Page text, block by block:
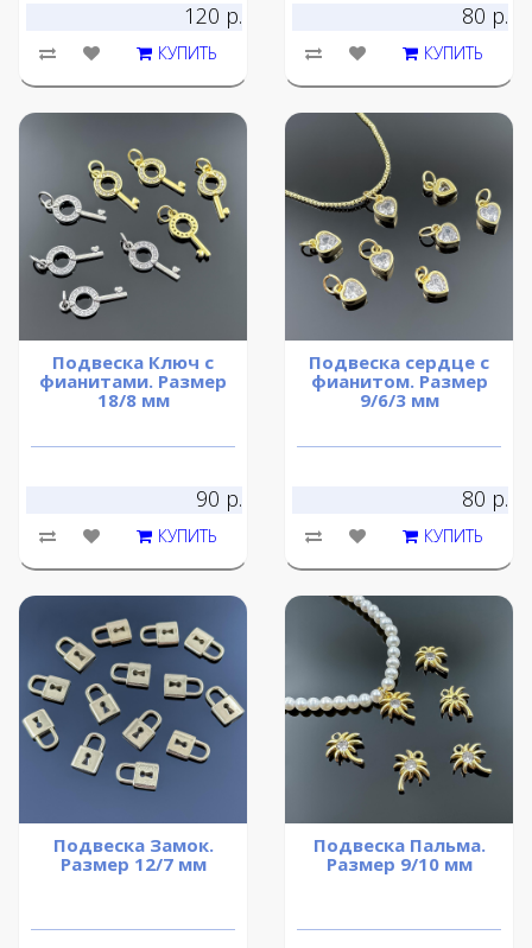
120 р.
КУПИТЬ
80 р.
КУПИТЬ
Подвеска Ключ с
фианитами. Размер
18/8 мм
90 р.
КУПИТЬ
Подвеска сердце с
фианитом. Размер
9/6/3 мм
80 р.
КУПИТЬ
Подвеска Замок.
Размер 12/7 мм
Подвеска Пальма.
Размер 9/10 мм